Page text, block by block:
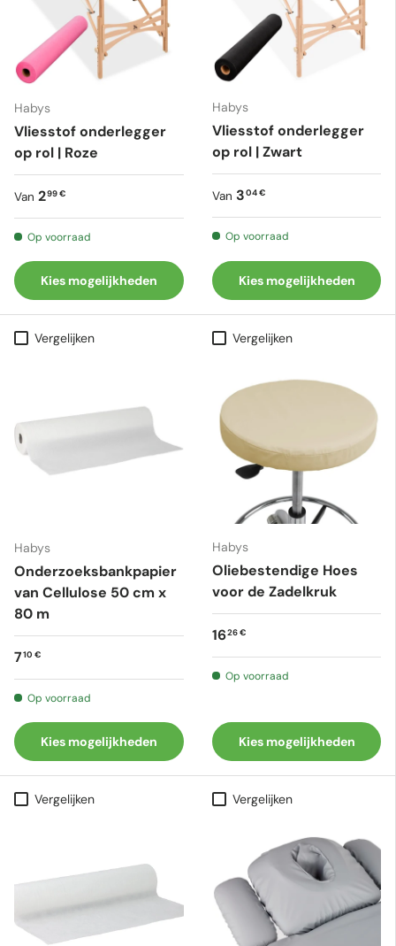
Habys
Vliesstof onderlegger
op rol | Roze
Reguliere prijs
Van 299 €
Op voorraad
Kies mogelijkheden
Habys
Vliesstof onderlegger
op rol | Zwart
Reguliere prijs
Van 304 €
Op voorraad
Kies mogelijkheden
Vergelijken
Habys
Onderzoeksbankpapier
van Cellulose 50 cm x
80 m
Reguliere prijs
710 €
Op voorraad
Kies mogelijkheden
Vergelijken
Habys
Oliebestendige Hoes
voor de Zadelkruk
Reguliere prijs
1626 €
Op voorraad
Kies mogelijkheden
Vergelijken Vergelijken